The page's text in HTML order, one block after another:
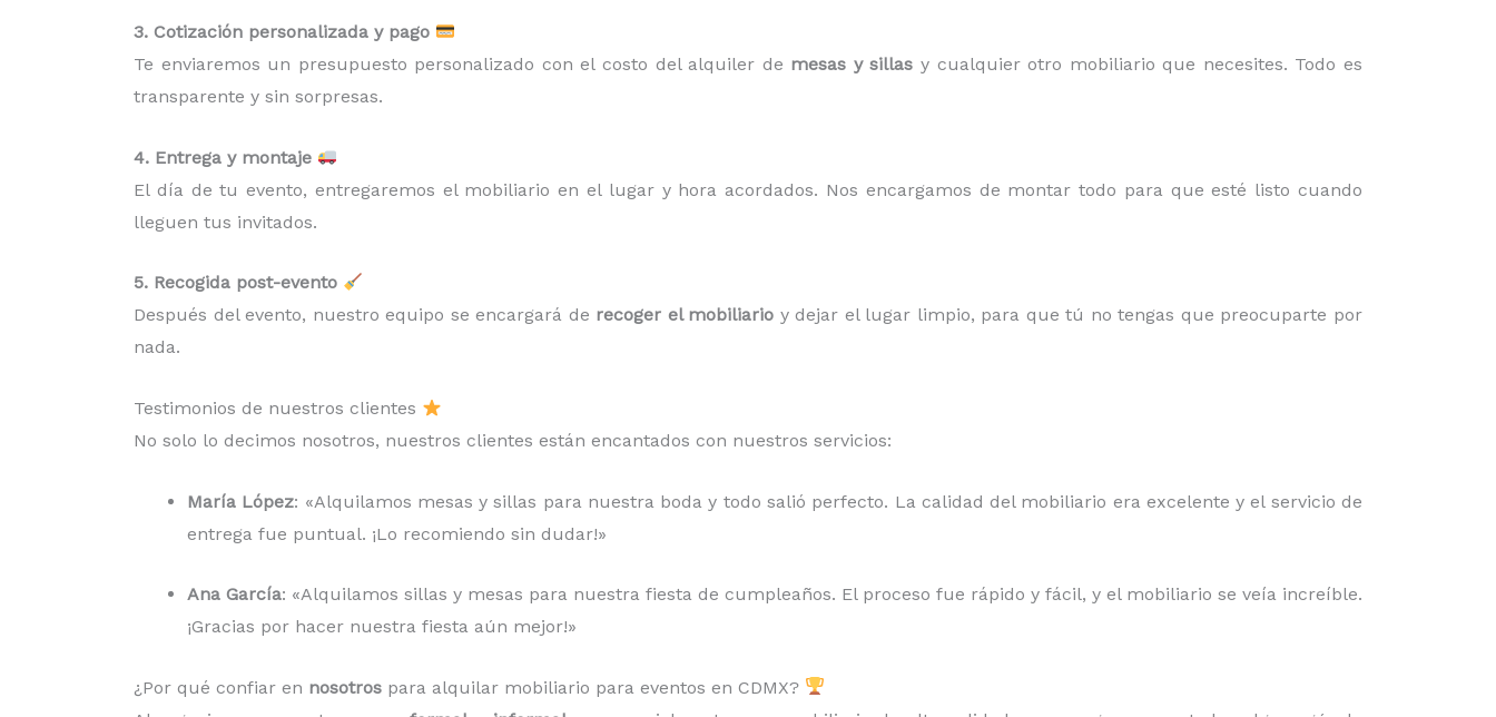
3. Cotización personalizada y pago
Te enviaremos un presupuesto personalizado con el costo del alquiler de mesas y sillas y cualquier otro mobiliario que necesites. Todo es
transparente y sin sorpresas.
4. Entrega y montaje
El día de tu evento, entregaremos el mobiliario en el lugar y hora acordados. Nos encargamos de montar todo para que esté listo cuando
lleguen tus invitados.
5. Recogida post-evento
Después del evento, nuestro equipo se encargará de recoger el mobiliario y dejar el lugar limpio, para que tú no tengas que preocuparte por
nada.
Testimonios de nuestros clientes
No solo lo decimos nosotros, nuestros clientes están encantados con nuestros servicios:
María López: «Alquilamos mesas y sillas para nuestra boda y todo salió perfecto. La calidad del mobiliario era excelente y el servicio de
entrega fue puntual. ¡Lo recomiendo sin dudar!»
Ana García: «Alquilamos sillas y mesas para nuestra fiesta de cumpleaños. El proceso fue rápido y fácil, y el mobiliario se veía increíble.
¡Gracias por hacer nuestra fiesta aún mejor!»
¿Por qué confiar en nosotros para alquilar mobiliario para eventos en CDMX?